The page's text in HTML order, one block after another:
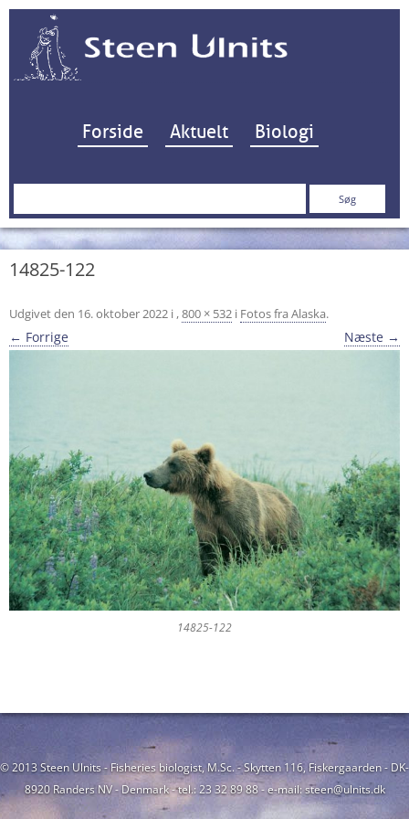
Hop til indhold
Forside Aktuelt Biologi
Søg
14825-122
Udgivet den 16. oktober 2022 i ,800 × 532 i Fotos fra Alaska.
← Forrige Næste →
14825-122
© 2013 Steen Ulnits - Fisheries biologist, M.Sc. - Skytten 116, Fiskergaarden - DK-
8920 Randers NV - Denmark - tel.: 23 32 89 88 - e-mail: steen@ulnits.dk